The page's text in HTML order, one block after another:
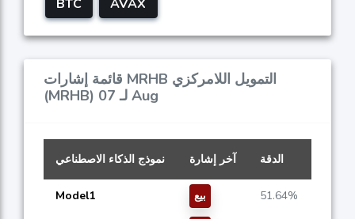
BTC
AVAX
قائمة إشارات MRHB التمويل اللامركزي
(MRHB) لـ 07 Aug
نموذج الذكاء الاصطناعي آخر إشارة الدقة
Model1 بيع 51.64%